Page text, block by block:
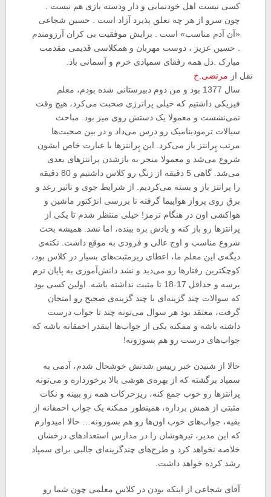
کسی نیست اهل خودنمایی و دار ودسته بازی هم نیست .
چون سرو از هر چه تعلق پذیرد آزاد است . حسین شجاعی
«آن آدم مناسب» است . برایش موفقیت بی کران آرزومندم
. حسین عزیز ، دوست مهربان و همکلاسی قدیمی مقدمت
مبارک .دل همه رفقای سمپادی خرم و آسمانی باد.
نقل از مرتضی.خ
سال 1377 بود و من دوم دبیرستانی شده بودم، معلم
فیزیکی داشتیم که خیلی پرانرژی صحبت می‌کرد، هیچ وقت
نمی‌نشست و معمولا یک دستش روی میز بود. مباحث
سیالات ترمودینامیک رو درس می‌داد و در بین صحبت‌ها
مرتب پِرانتز باز می‌کرد. این پِرانتزها با عبارت خاص ایشون
شروع می‌شد و معمولا منجر به بازشدن پرانتزهای بعدی
می‌شد. گاهی 5 دقیقه از زنگ رو کلاس داشتیم و 80 دقیقه
را پرانتز باز و بسته می‌کردیم. از شرایط جوی و تاثیر رعد و
برق روی پرواز هواپیما گرفته تا بررسی انژکتور ماشین و
هواکشی اون در هنگام ترمز! خیلی منتظر شدم تا یکی از
پرانتزها رو باز کنه و یادش بره ببنده، اما نشد. همیشه بحث
شروع مناسب و اوج عالی و فرودی به موقع داشت. نکته‌ی
دیگه‌ی این معلم ما، اعطای ریزمثبت‌های بسیار در کلاس بود،
کوچکترین رفتارها رو می‌دید و نشد دانش‌آموزی به پایان ترم
برسه و حداقل 17-18 تا مثبت نداشته باشه. اولین کسی بود
که سوالات چند گزینه‌ای با چند گزینه‌ی صحیح رو امتحان
گرفت، معتقد بود هر سوال می‌تونه چند تا جواب درست
داشته باشه و ممکنه یکی از جواب‌ها اینقدر احمقانه باشه که
جواب‌های درست رو هم بسوزونه!
حالا از شنیدن خبر رییس شدنش خوشحال شدم، آدمی به
سمپاد برگشته که از بهره‌ی هوشی بالا برخورداره و می‌تونه
پرانتزها رو خوب جمع کنه، ریزحرکات همه رو ببینه و نکات
مثبتی از همش برداره، همینطور ممکنه یک جواب احمقانه از
بقیه، جواب‌های خوب اون‌ها رو هم بسوزونه… حالا امیدوارم
که این مدیر، تیزهوشان را در مدارس استعدادهای درخشان
خلاصه نخواهد کرد و طرح‌های چندگزینه‌ای جالبی برای سمپاد
رشد کرده خواهد داشت.
آقای شجاعی از اینکه بودن در کلاس معلمی چون شما رو